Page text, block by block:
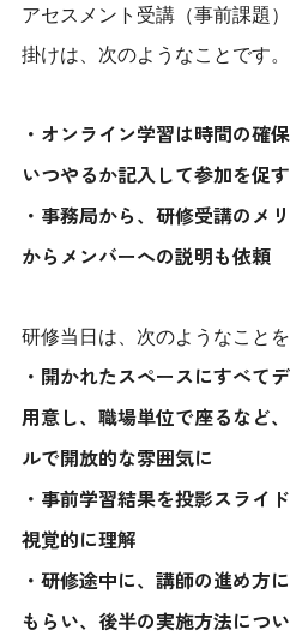
アセスメント受講（事前課題
掛けは、次のようなことです。
・オンライン学習は時間の確
いつやるか記入して参加を促す
・事務局から、研修受講のメ
からメンバーへの説明も依頼
研修当日は、次のようなことを
・開かれたスペースにすべて
用意し、職場単位で座るなど
ルで開放的な雰囲気に
・事前学習結果を投影スライ
視覚的に理解
・研修途中に、講師の進め方
もらい、後半の実施方法につ